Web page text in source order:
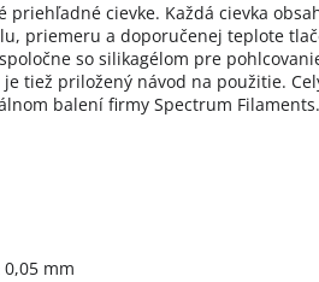
priehľadné cievke. Každá cievka
priemeru a doporučenej teplote
so silikagélom pre
tiež priložený návod na použitie.
balení firmy Spectrum Filaments.
mm